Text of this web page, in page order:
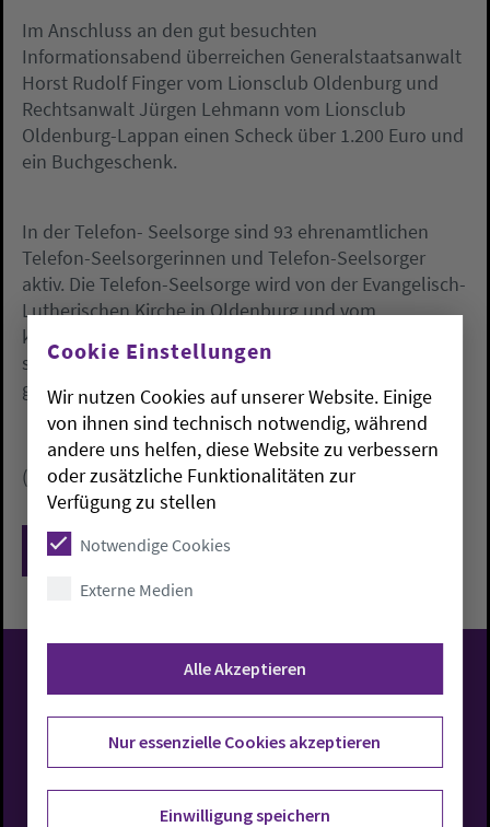
Im Anschluss an den gut besuchten
Informationsabend überreichen Generalstaatsanwalt
Horst Rudolf Finger vom Lionsclub Oldenburg und
Rechtsanwalt Jürgen Lehmann vom Lionsclub
Oldenburg-Lappan einen Scheck über 1.200 Euro und
ein Buchgeschenk.
In der Telefon- Seelsorge sind 93 ehrenamtlichen
Telefon-Seelsorgerinnen und Telefon-Seelsorger
aktiv. Die Telefon-Seelsorge wird von der Evangelisch-
Lutherischen Kirche in Oldenburg und vom
katholischen Offizialat Vechta getragen. Sie wird
seit.2001 von dem Pfarrer Gerd Schmidt-Möck
geleitet.
(oeh)
Zurück
Evangelisch-Lutherische
Kirche in Oldenburg
Cookie Einstellungen
Wir nutzen Cookies auf unserer Website. Einige
von ihnen sind technisch notwendig, während
andere uns helfen, diese Website zu verbessern
oder zusätzliche Funktionalitäten zur
Verfügung zu stellen
Notwendige Cookies
Externe Medien
Alle Akzeptieren
Nur essenzielle Cookies akzeptieren
Einwilligung speichern